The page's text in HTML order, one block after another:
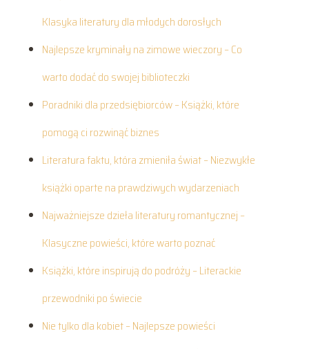
Klasyka literatury dla młodych dorosłych
Najlepsze kryminały na zimowe wieczory – Co
warto dodać do swojej biblioteczki
Poradniki dla przedsiębiorców – Książki, które
pomogą ci rozwinąć biznes
Literatura faktu, która zmieniła świat – Niezwykłe
książki oparte na prawdziwych wydarzeniach
Najważniejsze dzieła literatury romantycznej –
Klasyczne powieści, które warto poznać
Książki, które inspirują do podróży – Literackie
przewodniki po świecie
Nie tylko dla kobiet – Najlepsze powieści